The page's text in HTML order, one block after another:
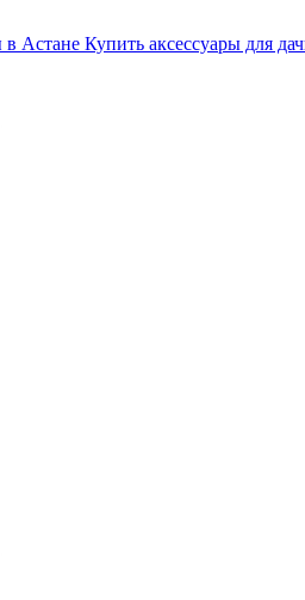
в Астане Купить аксессуары для